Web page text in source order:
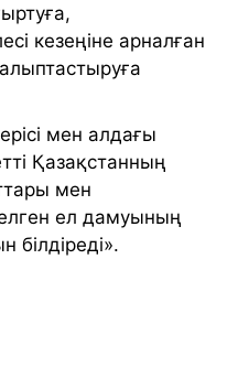
кезеңіне арналған
мен алдағы
Қазақстанның
мен
ел дамуының
білдіреді».